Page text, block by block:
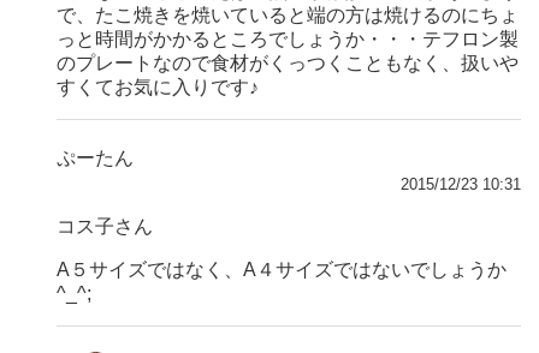
で、たこ焼きを焼いていると端の方は焼けるのにちょ
っと時間がかかるところでしょうか・・・テフロン製
のプレートなので食材がくっつくこともなく、扱いや
すくてお気に入りです♪
ぷーたん
2015/12/23 10:31
コス子さん
A５サイズではなく、A４サイズではないでしょうか
^_^;